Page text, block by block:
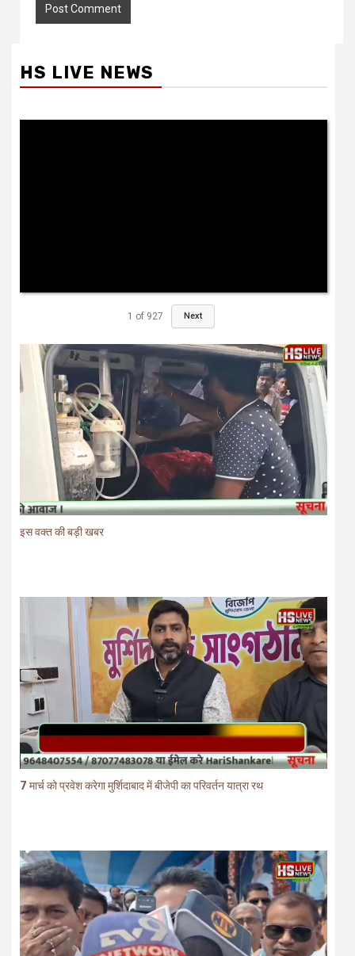
HS LIVE NEWS
1 of 927 Next
इस वक्त की बड़ी खबर
7 मार्च को प्रवेश करेगा मुर्शिदाबाद में बीजेपी का परिवर्तन यात्रा रथ